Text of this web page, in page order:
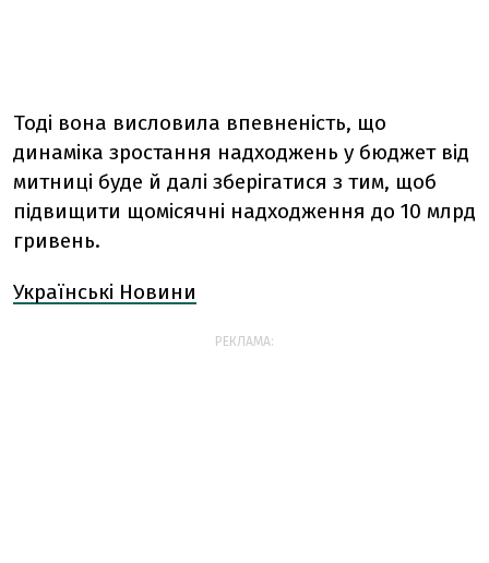
Тоді вона висловила впевненість, що
динаміка зростання надходжень у бюджет від
митниці буде й далі зберігатися з тим, щоб
підвищити щомісячні надходження до 10 млрд
гривень.
Українські Новини
РЕКЛАМА: